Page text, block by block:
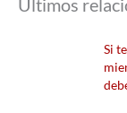
Últimos
Si